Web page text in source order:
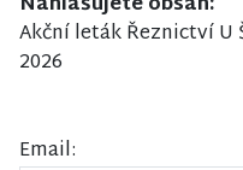
Akční leták Řeznictví U
2026
Email: